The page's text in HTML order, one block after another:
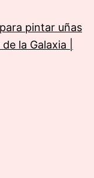
pintar uñas
la Galaxia |